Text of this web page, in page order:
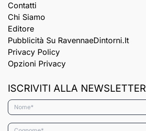
Contatti
Chi Siamo
Editore
Pubblicità Su RavennaeDintorni.it
Privacy Policy
Opzioni Privacy
ISCRIVITI ALLA NEWSLETTER
Nome*
Cognome*